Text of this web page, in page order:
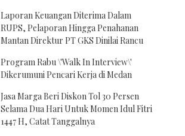
Laporan Keuangan Diterima Dalam
RUPS, Pelaporan Hingga Penahanan
Mantan Direktur PT GKS Dinilai Rancu
Program Rabu \'Walk In Interview\'
Dikerumuni Pencari Kerja di Medan
Jasa Marga Beri Diskon Tol 30 Persen
Selama Dua Hari Untuk Momen Idul Fitri
1447 H, Catat Tanggalnya